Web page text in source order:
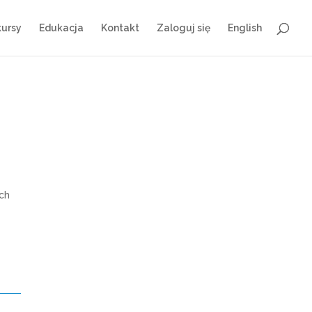
Edukacja Kontakt Zaloguj się English